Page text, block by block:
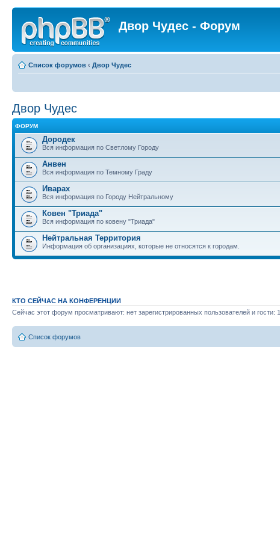
Двор Чудес - Форум
Список форумов ‹ Двор Чудес
Двор Чудес
ФОРУМ
Дородек
Вся информация по Светлому Городу
Анвен
Вся информация по Темному Граду
Иварах
Вся информация по Городу Нейтральному
Ковен "Триада"
Вся информация по ковену "Триада"
Нейтральная Территория
Информация об организациях, которые не относятся к городам.
КТО СЕЙЧАС НА КОНФЕРЕНЦИИ
Сейчас этот форум просматривают: нет зарегистрированных пользователей и гости: 1
Список форумов